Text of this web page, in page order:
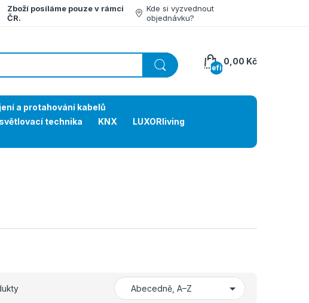
Zboží posíláme pouze v rámci
ČR.
Kde si vyzvednout
objednávku?
undefined
0,00 Kč
a protahování kabelů
technika KNX
LUXORliving